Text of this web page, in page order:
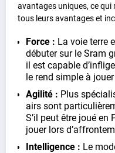
avantages uniques, ce qui
tous leurs avantages et
Force : La voie terre
débuter sur le Sram
il est capable
le rend simple à
Agilité : Plus
airs sont
S’il peut être joué en
jouer lors
Intelligence : Le